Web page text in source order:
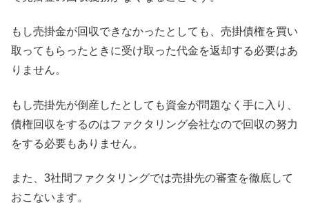
もし売掛金が回収できなかったとしても、売掛債権を買い
取ってもらったときに受け取った代金を返却する必要はあ
りません。
もし売掛先が倒産したとしても資金が問題なく手に入り、
債権回収をするのはファクタリング会社なので回収の努力
をする必要もありません。
また、3社間ファクタリングでは売掛先の審査を徹底して
おこないます。